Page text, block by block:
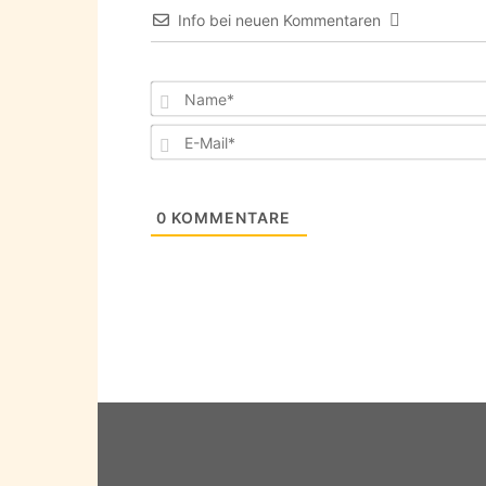
Info bei neuen Kommentaren
0 KOMMENTARE